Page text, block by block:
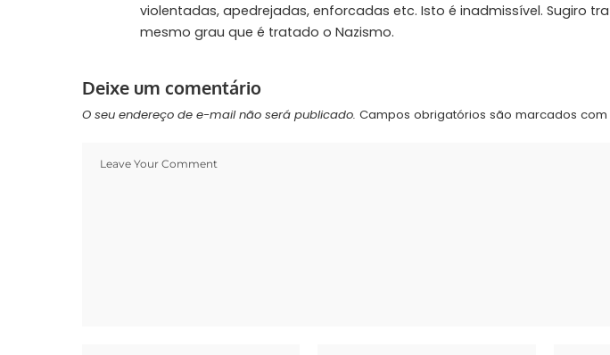
violentadas, apedrejadas, enforcadas etc. Isto é inadmissível. Sugiro
mesmo grau que é tratado o Nazismo.
Deixe um comentário
O seu endereço de e-mail não será publicado. Campos obrigatórios são marcados com